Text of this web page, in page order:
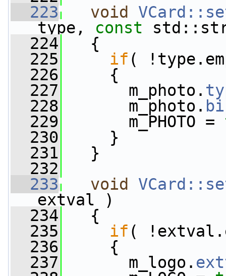
  223
void
type, const
  224
{
  225
if (
  226
{
  227
m_photo.
  228
m_photo.
  229
m_PHOTO =
  230
}
  231
}
  232
  233
void
extval )
  234
{
  235
if (
  236
{
  237
m_logo.